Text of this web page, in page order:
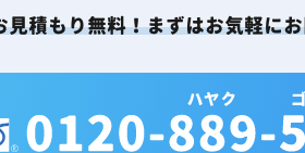
見積もり無料！まずはお気軽に